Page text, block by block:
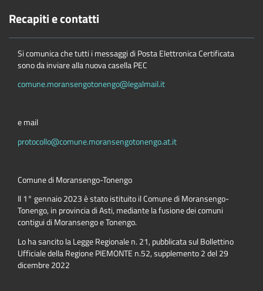
Recapiti e contatti
Si comunica che tutti i messaggi di Posta Elettronica Certificata
sono da inviare alla nuova casella PEC
comune.moransengotonengo@legalmail.it
e mail
protocollo@comune.moransengotonengo.at.it
Comune di Moransengo-Tonengo
Il 1° gennaio 2023 è stato istituito il Comune di Moransengo-
Tonengo, in provincia di Asti, mediante la fusione dei comuni
contigui di Moransengo e Tonengo.
Lo ha sancito la Legge Regionale n. 21, pubblicata sul Bollettino
Ufficiale della Regione PIEMONTE n.52, supplemento 2 del 29
dicembre 2022